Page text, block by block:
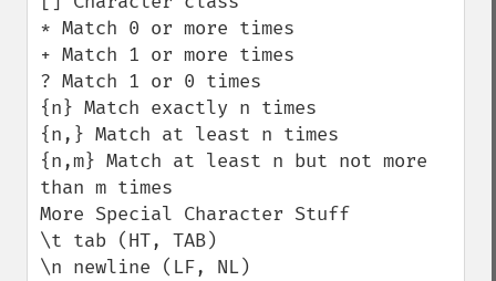
* Match 0 or more times
+ Match 1 or more times
? Match 1 or 0 times
{n} Match exactly n times
{n,} Match at least n times
{n,m} Match at least n but not more
than m times
More Special Character Stuff
\t tab (HT, TAB)
\n newline (LF, NL)